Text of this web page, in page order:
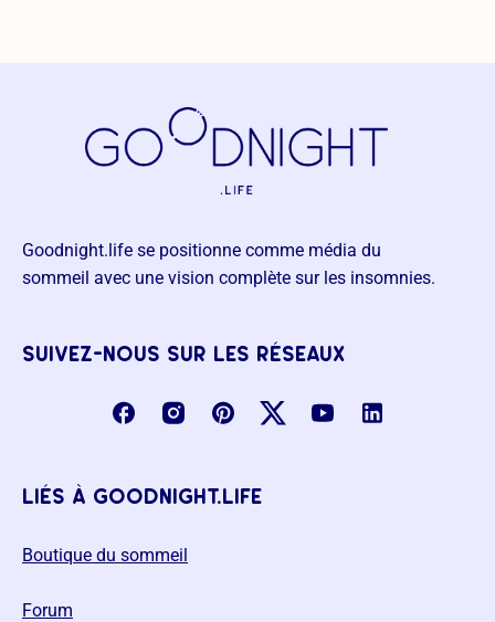
Goodnight.life se positionne comme média du
sommeil avec une vision complète sur les insomnies.
suivez-nous sur les réseaux
liés à goodnight.life
Boutique du sommeil
Forum